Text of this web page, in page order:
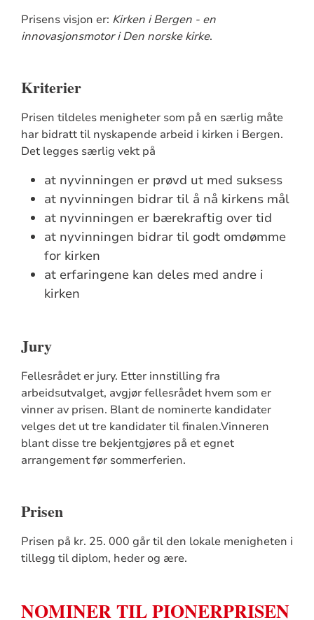
Prisens visjon er: Kirken i Bergen - en
innovasjonsmotor i Den norske kirke.
Kriterier
Prisen tildeles menigheter som på en særlig måte
har bidratt til nyskapende arbeid i kirken i Bergen.
Det legges særlig vekt på
at nyvinningen er prøvd ut med suksess
at nyvinningen bidrar til å nå kirkens mål
at nyvinningen er bærekraftig over tid
at nyvinningen bidrar til godt omdømme
for kirken
at erfaringene kan deles med andre i
kirken
Jury
Fellesrådet er jury. Etter innstilling fra
arbeidsutvalget, avgjør fellesrådet hvem som er
vinner av prisen. Blant de nominerte kandidater
velges det ut tre kandidater til finalen.Vinneren
blant disse tre bekjentgjøres på et egnet
arrangement før sommerferien.
Prisen
Prisen på kr. 25. 000 går til den lokale menigheten i
tillegg til diplom, heder og ære.
NOMINER TIL PIONERPRISEN